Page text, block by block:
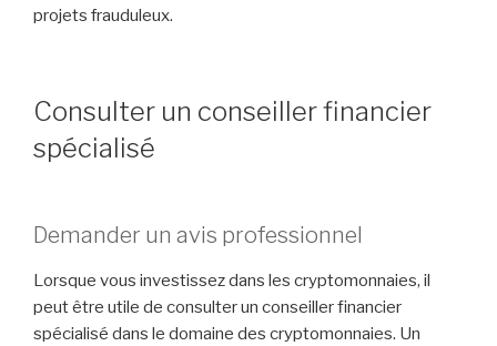
projets frauduleux.
Consulter un conseiller financier
spécialisé
Demander un avis professionnel
Lorsque vous investissez dans les cryptomonnaies, il
peut être utile de consulter un conseiller financier
spécialisé dans le domaine des cryptomonnaies. Un